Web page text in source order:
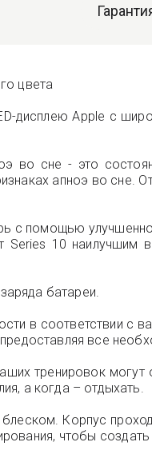
цвета
дисплею Apple с
во сне - это
апноэ во сне.
с помощью
10 наилучшим
батареи.
в соответствии с
все
тренировок
а когда – отдыхать.
Корпус
чтобы создать